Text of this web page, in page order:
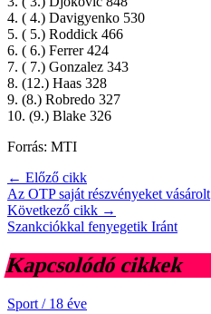
4. ( 4.) Davigyenko 530
5. ( 5.) Roddick 466
6. ( 6.) Ferrer 424
7. ( 7.) Gonzalez 343
8. (12.) Haas 328
9. (8.) Robredo 327
10. (9.) Blake 326
Forrás: MTI
← Előző cikk
Az OTP saját részvényeket vásárolt
Következő cikk →
Szankciókkal fenyegetik Iránt
Kapcsolódó cikkek
Sport / 18 éve